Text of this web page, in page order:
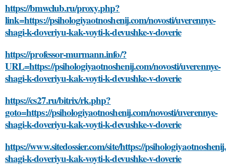
https://bmwclub.ru/proxy.php?
link=https://psihologiyaotnoshenij.com/novosti/uverennye-
shagi-k-doveriyu-kak-voyti-k-devushke-v-doverie
https://professor-murmann.info/?
URL=https://psihologiyaotnoshenij.com/novosti/uverennye-
shagi-k-doveriyu-kak-voyti-k-devushke-v-doverie
https://cs27.ru/bitrix/rk.php?
goto=https://psihologiyaotnoshenij.com/novosti/uverennye-
shagi-k-doveriyu-kak-voyti-k-devushke-v-doverie
https://www.sitedossier.com/site/https://
shagi-k-doveriyu-kak-voyti-k-devushke-v-doverie